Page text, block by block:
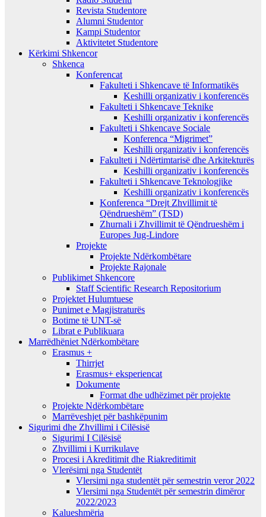
Revista Studentore
Alumni Studentor
Kampi Studentor
Aktivitetet Studentore
Kërkimi Shkencor
Shkenca
Konferencat
Fakulteti i Shkencave të Informatikës
Keshilli organizativ i konferencës
Fakulteti i Shkencave Teknike
Keshilli organizativ i konferencës
Fakulteti i Shkencave Sociale
Konferenca “Migrimet”
Keshilli organizativ i konferencës
Fakulteti i Ndërtimtarisë dhe Arkitekturës
Keshilli organizativ i konferencës
Fakulteti i Shkencave Teknologjike
Keshilli organizativ i konferencës
Konferenca “Drejt Zhvillimit të
Qëndrueshëm” (TSD)
Zhurnali i Zhvillimit të Qëndrueshëm i
Europes Jug-Lindore
Projekte
Projekte Ndërkombëtare
Projekte Rajonale
Publikimet Shkencore
Staff Scientific Research Repositorium
Projektet Hulumtuese
Punimet e Magjistraturës
Botime të UNT-së
Librat e Publikuara
Marrëdhëniet Ndërkombëtare
Erasmus +
Thirrjet
Erasmus+ eksperiencat
Dokumente
Format dhe udhëzimet për projekte
Projekte Ndërkombëtare
Marrëveshjet për bashkëpunim
Sigurimi dhe Zhvillimi i Cilësisë
Sigurimi I Cilësisë
Zhvillimi i Kurrikulave
Procesi i Akreditimit dhe Riakreditimit
Vlerësimi nga Studentët
Vlersimi nga studentët për semestrin veror 2022
Vlersimi nga Studentët për semestrin dimëror
2022/2023
Kalueshmëria